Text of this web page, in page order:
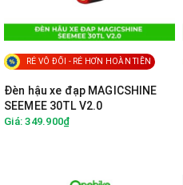
RẺ VÔ ĐỐI - RẺ HƠN HOÀN TIỀN
Đèn hậu xe đạp MAGICSHINE
SEEMEE 30TL V2.0
Giá: 349.900₫